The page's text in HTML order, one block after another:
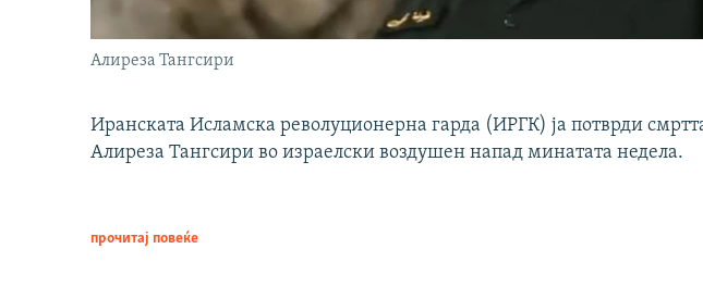
Алиреза Тангсири
Иранската Исламска револуционерна гарда (ИРГК) ја потврди
Алиреза Тангсири во израелски воздушен напад минатата недела.
прочитај повеќе